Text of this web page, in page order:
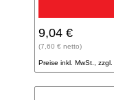
9,04 €
(7,60 € netto)
Preise inkl. MwSt., zzgl.